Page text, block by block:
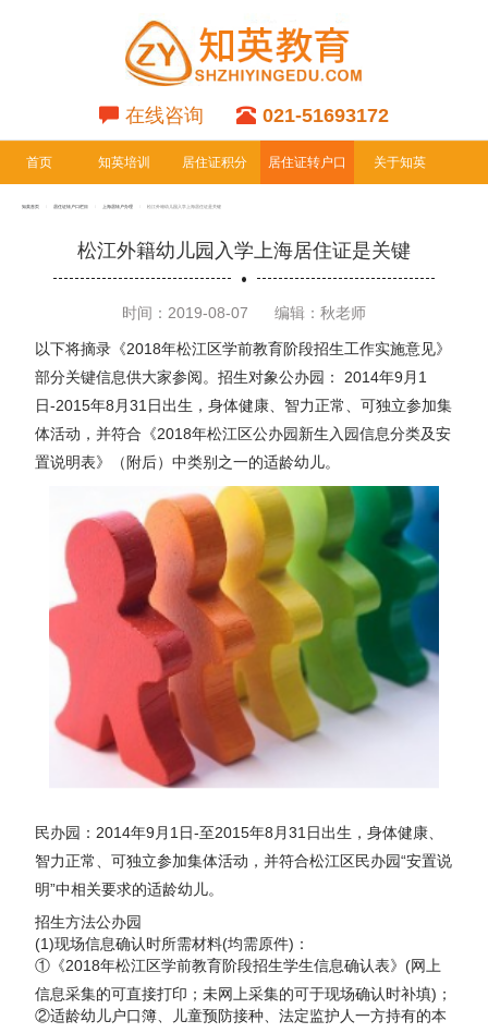
在线咨询 021-51693172
首页 知英培训 居住证积分
专栏
居住证转户口 关于知英
知英首页 居住证转户口栏目 上海居转户办理 松江外籍幼儿园入学上海居住证是关键
松江外籍幼儿园入学上海居住证是关键
时间：2019-08-07 编辑：秋老师
以下将摘录《2018年松江区学前教育阶段招生工作实施意见》
部分关键信息供大家参阅。招生对象公办园： 2014年9月1
日-2015年8月31日出生，身体健康、智力正常、可独立参加集
体活动，并符合《2018年松江区公办园新生入园信息分类及安
置说明表》（附后）中类别之一的适龄幼儿。
民办园：2014年9月1日-至2015年8月31日出生，身体健康、
智力正常、可独立参加集体活动，并符合松江区民办园“安置说
明”中相关要求的适龄幼儿。
招生方法公办园
(1)现场信息确认时所需材料(均需原件)：
①《2018年松江区学前教育阶段招生学生信息确认表》(网上
信息采集的可直接打印；未网上采集的可于现场确认时补填)；
②适龄幼儿户口簿、儿童预防接种、法定监护人一方持有的本